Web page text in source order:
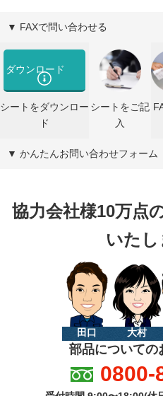
▼ FAXで問い合わせる
ダウンロード
シートをダウンロー
ド
シートをご記
入
▼ かんたんお問い合わせフォーム
協力会社様10万点
いたし
田口 大村
部品についての
0800-